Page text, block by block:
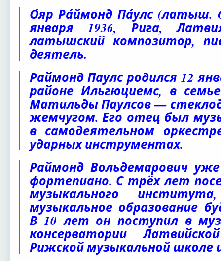
О́яр Ра́ймонд Па́улс (латыш.
января 1936, Рига,
латышский композитор,
деятель.
Раймонд Паулс родился 12
районе Ильгюциемс, в
Матильды Паулсов —
жемчугом. Его отец был
в самодеятельном
ударных инструментах.
Раймонд Вольдемарович
фортепиано. С трёх лет
музыкального
музыкальное образование
В 10 лет он поступил в
консерватории
Рижской музыкальной школе